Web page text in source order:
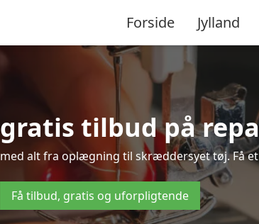
Forside Jylland
gratis tilbud på
alt fra oplægning til skræddersyet tøj. Få
Få tilbud, gratis og uforpligtende